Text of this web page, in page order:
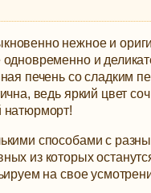
нежное и
и
печень со сладким
ведь яркий цвет
натюрморт!
способами с
из которых
на свое